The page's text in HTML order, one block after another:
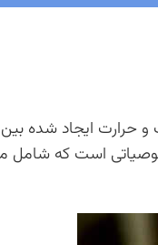
حرارت ایجاد شده
است که شامل